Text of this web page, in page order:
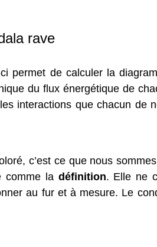
rave
permet de calculer la
du flux énergétique de
interactions que chacun de
c’est ce que nous
comme la définition. Elle ne
au fur et à mesure. Le